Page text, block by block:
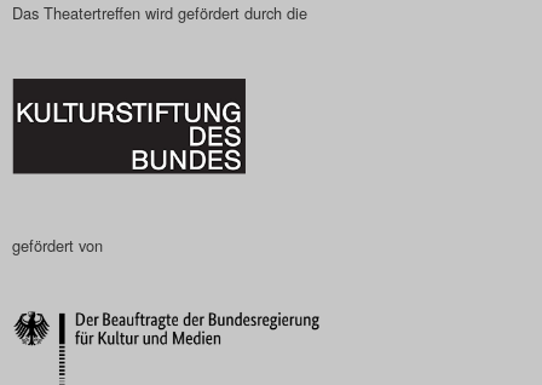
Das Theatertreffen wird gefördert durch die
gefördert von